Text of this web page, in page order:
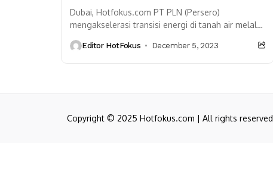
Dubai, Hotfokus.com PT PLN (Persero)
mengakselerasi transisi energi di tanah air melalui
krusial untuk menjaga keberlanjutan...
Editor HotFokus December 5, 2023
Copyright © 2025 Hotfokus.com | All rights reserved